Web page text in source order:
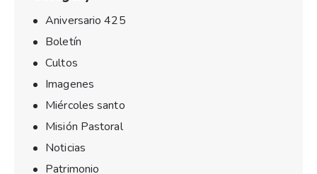
Aniversario 425
Boletín
Cultos
Imagenes
Miércoles santo
Misión Pastoral
Noticias
Patrimonio